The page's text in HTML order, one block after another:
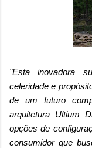
"Esta inovadora
celeridade e
de um futuro
arquitetura Ultium
opções de
consumidor que